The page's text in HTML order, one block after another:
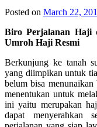
Posted on March 22,
Biro Perjalanan Haji
Umroh Haji Resmi
Berkunjung ke tanah
yang diimpikan untuk
belum bisa
menentukan untuk
ini yaitu merupakan
dapat menyerahkan